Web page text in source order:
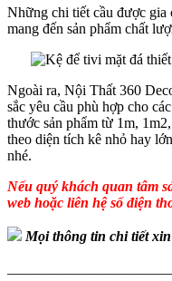
Những chi tiết cầu được gia
mang đến sản phẩm chất
Ngoài ra, Nội Thất 360
sắc yêu cầu phù hợp cho
thước sản phẩm từ 1m,
theo diện tích kê nhỏ hay
nhé.
Nếu quý khách quan tâm
web hoặc liên hệ số điện
Mọi thông tin chi tiết